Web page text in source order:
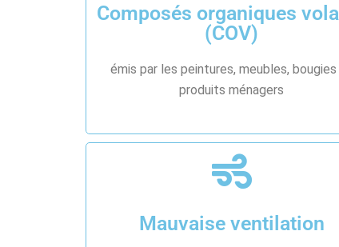
Composés organiques
(COV)
émis par les peintures, meubles, bougies
produits ménagers
Mauvaise ventilation